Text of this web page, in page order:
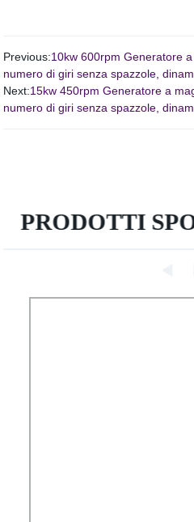
Previous:10kw 600rpm Generatore
numero di giri senza spazzole,
Next:15kw 450rpm Generatore a
numero di giri senza spazzole,
PRODOTTI